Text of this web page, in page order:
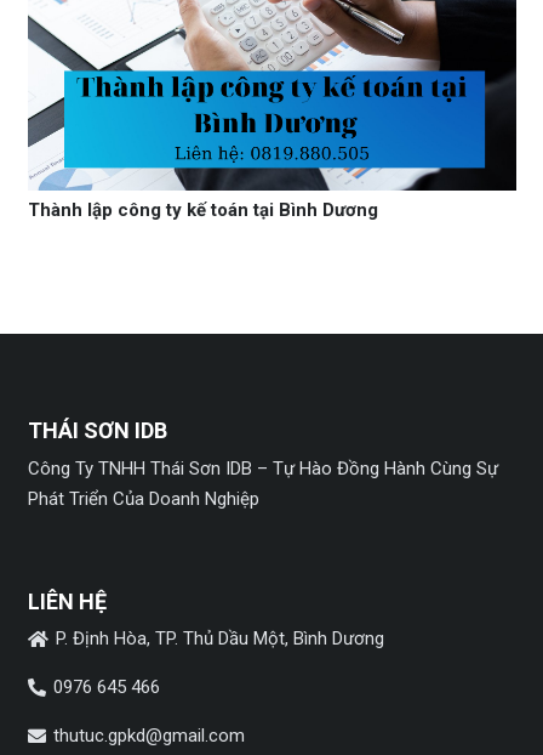
Thành lập công ty kế toán tại Bình Dương
THÁI SƠN IDB
Công Ty TNHH Thái Sơn IDB – Tự Hào Đồng Hành Cùng Sự
Phát Triển Của Doanh Nghiệp
LIÊN HỆ
P. Định Hòa, TP. Thủ Dầu Một, Bình Dương
0976 645 466
thutuc.gpkd@gmail.com